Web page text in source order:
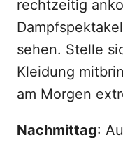
rechtzeitig
sehen. Stelle
Kleidung
am Morgen
Nachmittag: